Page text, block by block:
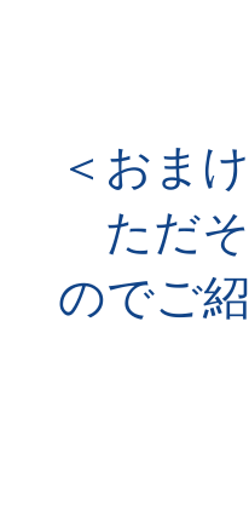
＜おま
ただそ
のでご